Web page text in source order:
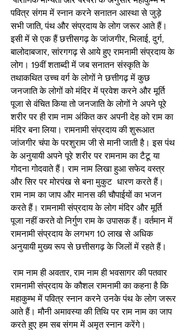
पवित्र संगम में स्नान करने सनातन आस्था से जुड़े
सभी जाति, पंथ और संप्रदाय के लोग जरूर आते हैं।
इसी में से एक हैं छत्तीसगढ़ के जांजगीर, भिलाई, दुर्ग,
बालोदाबजार, सांरगगढ़ से आये हुए रामनामी संप्रदाय के
लोग। 19वीं शताब्दी में जब सनातन संस्कृति के
तथाकथित उच्च वर्ग के लोगों ने छत्तीगढ़ में कुछ
जनजाति के लोगों को मंदिर में प्रवेश करने और मूर्ति
पूजा से वंचित किया तो जनजाति के लोगों ने अपने पूरे
शरीर पर ही राम नाम अंकित कर अपनी देह को राम का
मंदिर बना लिया। रामनामी संप्रदाय की शुरूआत
जांजगीर चंपा के परशुराम जी से मानी जाती है। इस पंथ
के अनुयायी अपने पूरे शरीर पर रामनाम का टैटू या
गोदना गोदवाते हैं। राम नाम लिखा हुआ सफेद वस्त्र
और सिर पर मोरपंख से बना मुकुट  धारण करते हैं।
राम नाम का जाप और मानस की चौपाईयों का भजन
करते हैं। रामनामी संप्रदाय के लोग मंदिर और मूर्ति
पूजा नहीं करते वो निर्गुण राम के उपासक हैं। वर्तमान में
रामनामी संप्रदाय के लगभग 10 लाख से अधिक
अनुयायी मुख्य रूप से छत्तीसगढ़ के जिलों में रहते हैं।
राम नाम ही अवतार, राम नाम ही भवसागर की पतवार
रामनामी संप्रदाय के कौशल रामनामी का कहना है कि
महाकुम्भ में पवित्र स्नान करने उनके पंथ के लोग जरूर
आते हैं। मौनी अमावस्या की तिथि पर राम नाम का जाप
करते हुए हम सब संगम में अमृत स्नान करेंगे।